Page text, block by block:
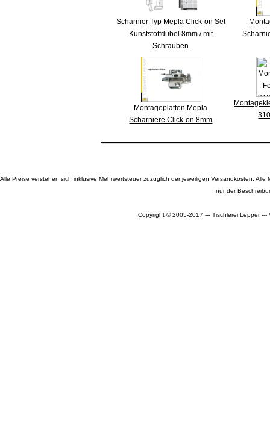
Scharnier Typ Mepla Click-on Set
Kunststoffdübel 8mm / mit
Schrauben
Montageplatten Mepla
Scharniere Click-on 8mm
Alle Preise verstehen sich inklusive Mehrwertsteuer zuzüglich der jeweiligen Versandkosten.
nur der
Copyright © 2005-2017 --- Tischlerei Lepper